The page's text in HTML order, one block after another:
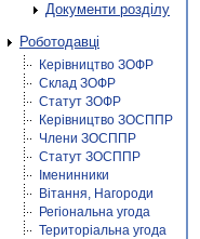
Документи розділу
Роботодавці
Керівництво ЗОФР
Склад ЗОФР
Статут ЗОФР
Керівництво ЗОСППР
Члени ЗОСППР
Статут ЗОСППР
Іменинники
Вітання, Нагороди
Регіональна угода
Територіальна угода